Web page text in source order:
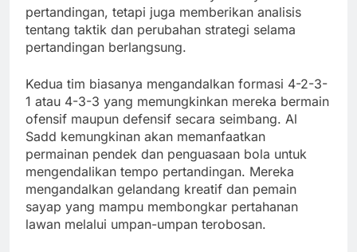
pertandingan, tetapi juga memberikan analisis
tentang taktik dan perubahan strategi selama
pertandingan berlangsung.
Kedua tim biasanya mengandalkan formasi 4-2-3-
1 atau 4-3-3 yang memungkinkan mereka bermain
ofensif maupun defensif secara seimbang. Al
Sadd kemungkinan akan memanfaatkan
permainan pendek dan penguasaan bola untuk
mengendalikan tempo pertandingan. Mereka
mengandalkan gelandang kreatif dan pemain
sayap yang mampu membongkar pertahanan
lawan melalui umpan-umpan terobosan.